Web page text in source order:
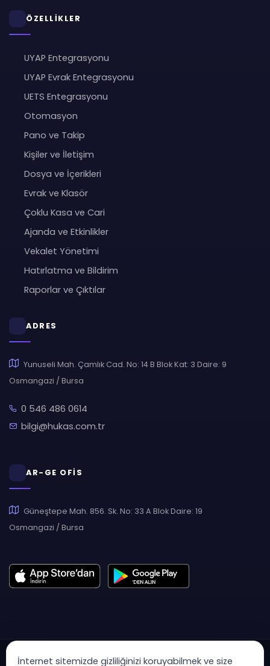
ÖZELLİKLER
UYAP Entegrasyonu
UYAP Evrak Entegrasyonu
UETS Entegrasyonu
Otomasyon
Pano ve Takip
Kişiler ve İletişim
Dosya ve İçerikleri
Evrak ve Klasör
Çoklu Kasa ve Cari
Ajanda ve Etkinlikler
Vekalet Yönetimi
Hatırlatma ve Bildirim
Raporlar ve Çıktılar
ADRES
Yunuseli Mah. Çamlık Cad. No: 14 B Blok Kat: 3 Daire: 9
Osmangazi / Bursa
0 546 486 0614
bilgi@hukas.com.tr
AR-GE OFİS
Güneştepe Mah. 856. Sk. No: 33 A Blok Daire: 19
Osmangazi / Bursa
İnternet sitemizde gizliliğinizi koruyabilmek ve size